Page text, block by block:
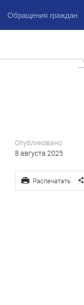
Обращения граждан
Опубликовано:
8 августа 2025
Распечатать